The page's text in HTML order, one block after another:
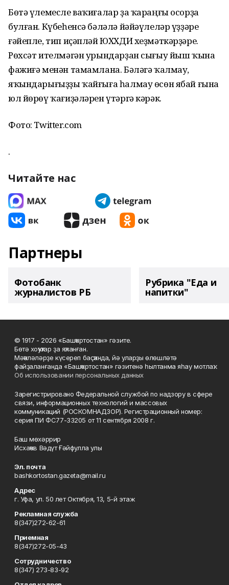
Бөтә үлемесле ваҡиғалар ҙа ҡараңғы осорҙа
булған. Күбеһенсә бәләлә йәйәүлеләр үҙҙәре
ғәйепле, тип иҫәпләй ЮХХДИ хеҙмәткәрҙәре.
Рөхсәт ителмәгән урындарҙан сығыу йыш ҡына
фажиғә менән тамамлана. Бәләгә ҡалмау,
яҡындарығыҙҙы ҡайғыға һалмау өсөн ябай ғына
юл йөрөү ҡағиҙәләрен үтәргә кәрәк.
Фото: Twitter.com
.
Читайте нас
Партнеры
Фотобанк
журналистов РБ
Рубрика "Еда и
напитки"
© 1917 - 2026 «Башҡортостан» гәзите.
Бөтә хоҡуҡтар ҙа яҡланған.
Мәҡәләләрҙе күсереп баҫҡанда, йә уларҙы өлөшләтә
файҙаланғанда «Башҡортостан» гәзитенә һылтанма яһау мотлаҡ.
Об использовании персональных данных
Зарегистрировано Федеральной службой по надзору в сфере
связи, информационных технологий и массовых
коммуникаций (РОСКОМНАДЗОР). Регистрационный номер:
серия ПИ ФС77-33205 от 11 сентября 2008 г.
Баш мөхәррир
Исхаҡов Вәдүт Ғәйфулла улы
Эл. почта
bashkortostan.gazeta@mail.ru
Адрес
г. Уфа, ул. 50 лет Октября, 13, 5-й этаж
Рекламная служба
8(347)272-62-61
Приемная
8(347)272-05-43
Сотрудничество
8(347) 273-83-92